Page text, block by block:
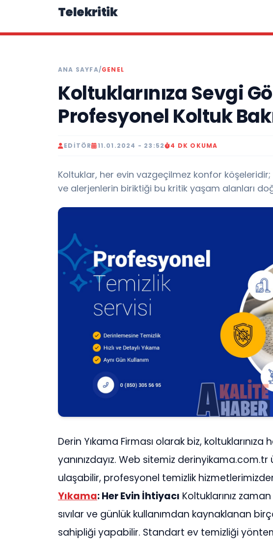
Telekritik
ANA SAYFA/GENEL
Koltuklarınıza Sevgi
Profesyonel Koltuk
EDITÖR 11.01.2024 - 23:52 4 DK OKUMA
Koltuklar, her evin vazgeçilmez konfor
ve alerjenlerin biriktiği bu kritik yaşam alanları
Derin Yıkama Firması olarak biz,
yanınızdayız. Web sitemiz
ulaşabilir, profesyonel temizlik
Yıkama: Her Evin İhtiyacı Koltuklarınız
sıvılar ve günlük kullanımdan kaynaklanan
sahipliği yapabilir. Standart ev temizliği